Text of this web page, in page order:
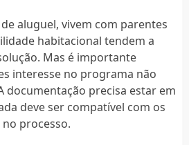
aluguel, vivem com parentes
habitacional tendem a
Mas é importante
interesse no programa não
documentação precisa estar em
deve ser compatível com os
processo.